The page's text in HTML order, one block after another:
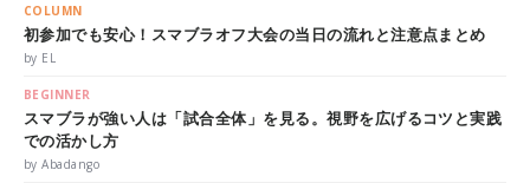
COLUMN
初参加でも安心！スマブラオフ大会の当日の流れと注意点まとめ
by EL
BEGINNER
スマブラが強い人は「試合全体」を見る。視野を広げるコツと実践
での活かし方
by Abadango